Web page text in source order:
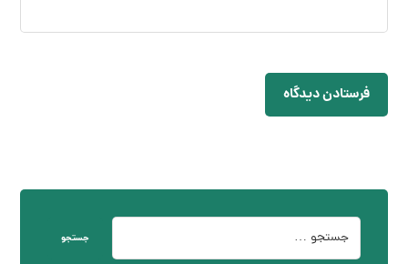
فرستادن دیدگاه
جستجو